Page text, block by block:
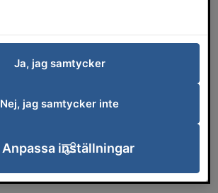
Ja, jag samtycker
Nej, jag samtycker inte
Anpassa inställningar